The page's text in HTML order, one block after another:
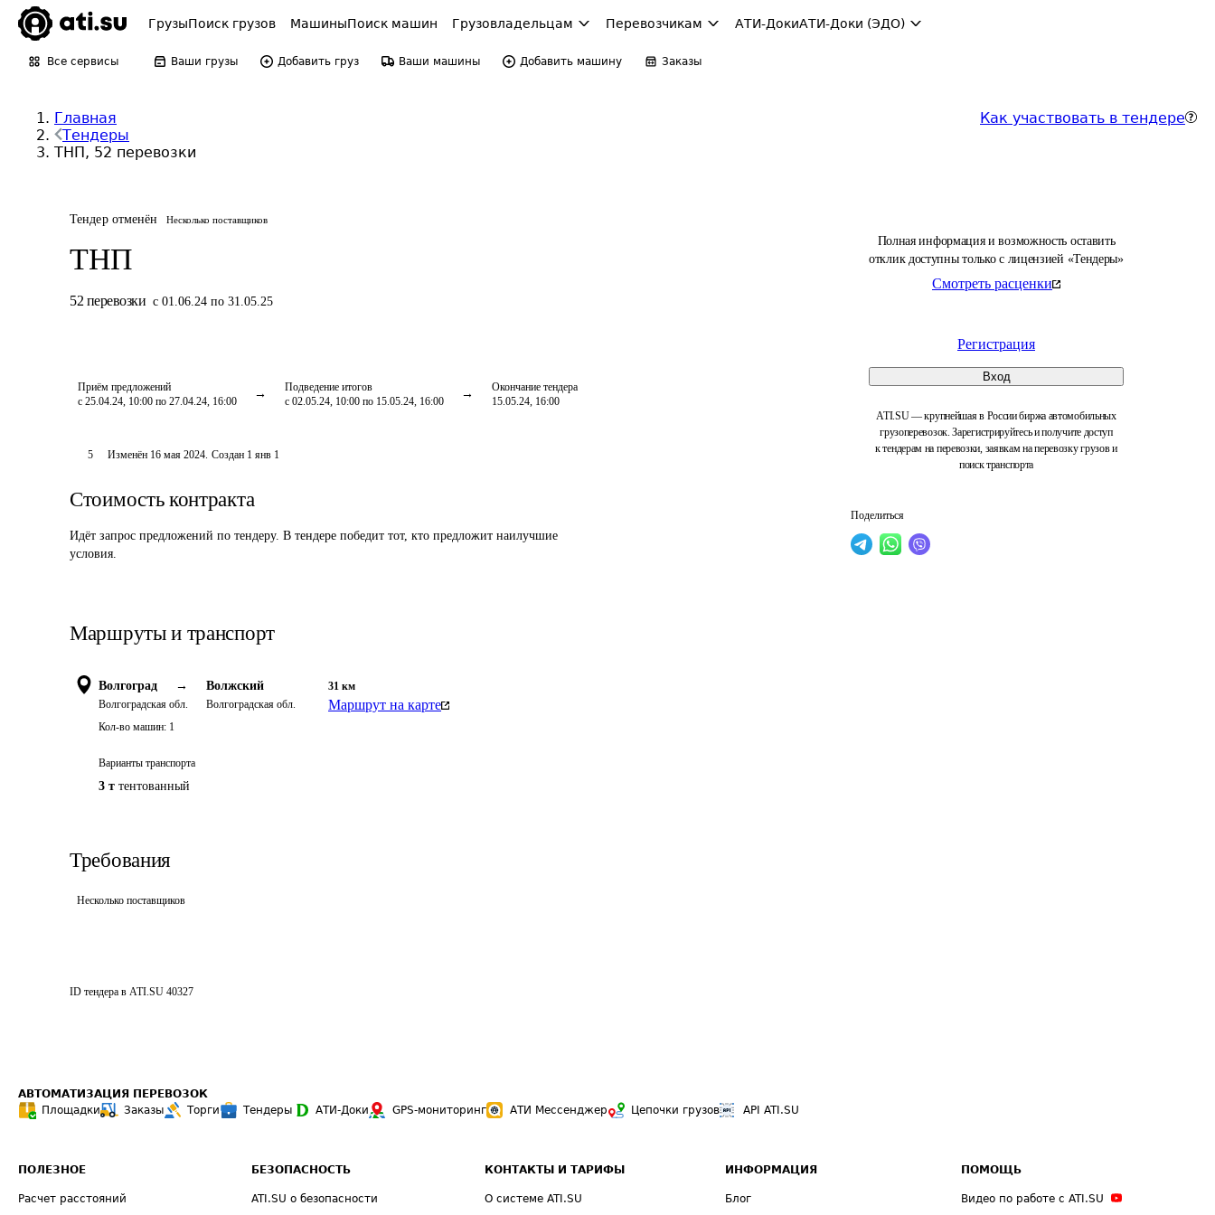
ГрузыПоиск грузов МашиныПоиск машин Грузовладельцам Перевозчикам АТИ-ДокиАТИ-Доки (ЭДО)
Все сервисы Ваши грузы Добавить груз Ваши машины Добавить машину Заказы
Главная
Тендеры
ТНП, 52 перевозки
Как участвовать в тендере
Тендер отменён Несколько поставщиков
ТНП
52 перевозки с 01.06.24 по 31.05.25
Приём предложений
с 25.04.24, 10:00 по 27.04.24, 16:00
Подведение итогов
с 02.05.24, 10:00 по 15.05.24, 16:00
Окончание тендера
15.05.24, 16:00
Полная информация и возможность оставить
отклик доступны только с лицензией «Тендеры»
Смотреть расценки
Регистрация
Вход
ATI.SU — крупнейшая в России биржа автомобильных
грузоперевозок. Зарегистрируйтесь и получите доступ
к тендерам на перевозки, заявкам на перевозку грузов и
поиск транспорта
Поделиться
5 Изменён 16 мая 2024. Создан 1 янв 1
Стоимость контракта
Идёт запрос предложений по тендеру. В тендере победит тот, кто предложит наилучшие
условия.
Маршруты и транспорт
Волгоград →
Волгоградская обл.
Волжский
Волгоградская обл.
31 км
Маршрут на карте
Кол-во машин: 1
Варианты транспорта
3 т тентованный
Требования
Несколько поставщиков
ID тендера в ATI.SU 40327
АВТОМАТИЗАЦИЯ ПЕРЕВОЗОК
Площадки
Заказы Торги Тендеры АТИ-Доки GPS-мониторинг АТИ Мессенджер Цепочки грузов API ATI.SU
ПОЛЕЗНОЕ
Расчет расстояний
БЕЗОПАСНОСТЬ
ATI.SU о безопасности
КОНТАКТЫ И ТАРИФЫ
О системе ATI.SU
ИНФОРМАЦИЯ
Блог
ПОМОЩЬ
Видео по работе с ATI.SU